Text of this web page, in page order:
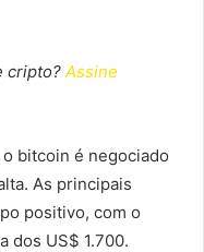
cripto? Assine
bitcoin é negociado
As principais
positivo, com o
dos US$ 1.700.